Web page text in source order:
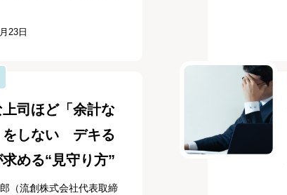
23日
司ほど「余計な
をしない デキる
める“見守り方”
（流創株式会社代表取締